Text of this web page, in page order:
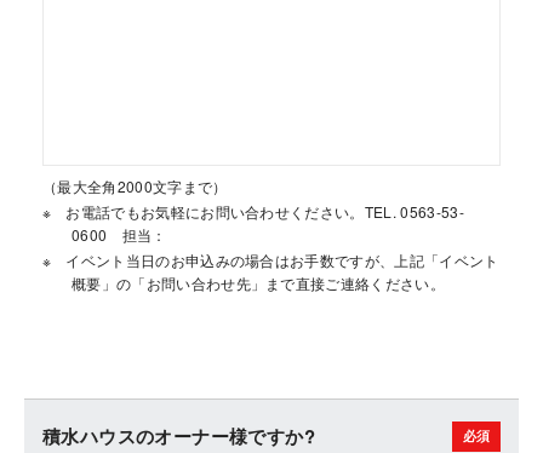
（最大全角2000文字まで）
お電話でもお気軽にお問い合わせください。TEL. 0563-53-
0600 担当：
イベント当日のお申込みの場合はお手数ですが、上記「イベント
概要」の「お問い合わせ先」まで直接ご連絡ください。
積水ハウスのオーナー様ですか?